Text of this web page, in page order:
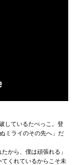
しているたべっこ。登
ミライのその先へ」だ
から、僕は頑張れる」
くれているからこそ未